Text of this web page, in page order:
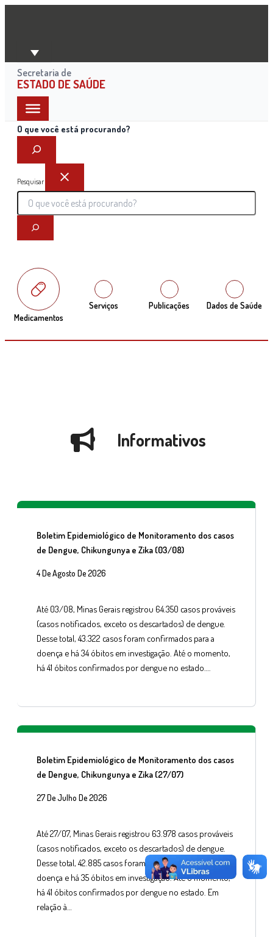
Ir
conteúdo
Secretaria de
ESTADO DE SAÚDE
O que você está procurando?
Pesquisar
Medicamentos
Serviços Publicações Dados de Saúde
Informativos
Boletim Epidemiológico de Monitoramento dos casos
de Dengue, Chikungunya e Zika (03/08)
4 De Agosto De 2026
Até 03/08, Minas Gerais registrou 64.350 casos prováveis
(casos notificados, exceto os descartados) de dengue.
Desse total, 43.322 casos foram confirmados para a
doença e há 34 óbitos em investigação. Até o momento,
há 41 óbitos confirmados por dengue no estado….
Boletim Epidemiológico de Monitoramento dos casos
de Dengue, Chikungunya e Zika (27/07)
27 De Julho De 2026
Até 27/07, Minas Gerais registrou 63.978 casos prováveis
(casos notificados, exceto os descartados) de dengue.
Desse total, 42.885 casos foram confirmados para a
doença e há 35 óbitos em investigação. Até o momento,
há 41 óbitos confirmados por dengue no estado. Em
relação à…